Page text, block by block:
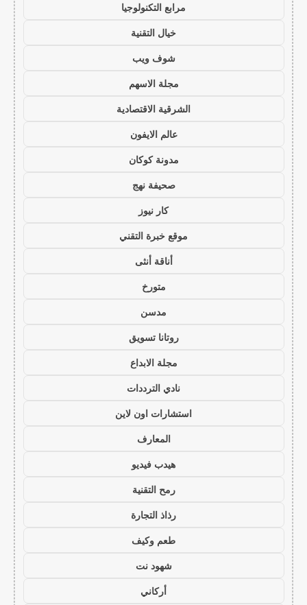
مرابع التكنولوجيا
خيال التقنية
شوف ويب
مجلة الاسهم
الشرقية الاقتصادية
عالم الايفون
مدونة كوكان
صحيفة نهج
كار نيوز
موقع خبرة التقني
أناقة أنثى
متورخ
مدسن
روتانا تسويق
مجلة الابداع
نادي الترددات
استشارات اون لاين
المعارف
هيدب فيديو
رمح التقنية
رذاذ التجارة
طعم وكيف
شهود نت
أركاني